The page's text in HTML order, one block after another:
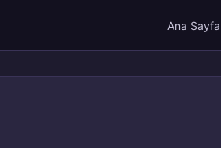
Ana Sayfa